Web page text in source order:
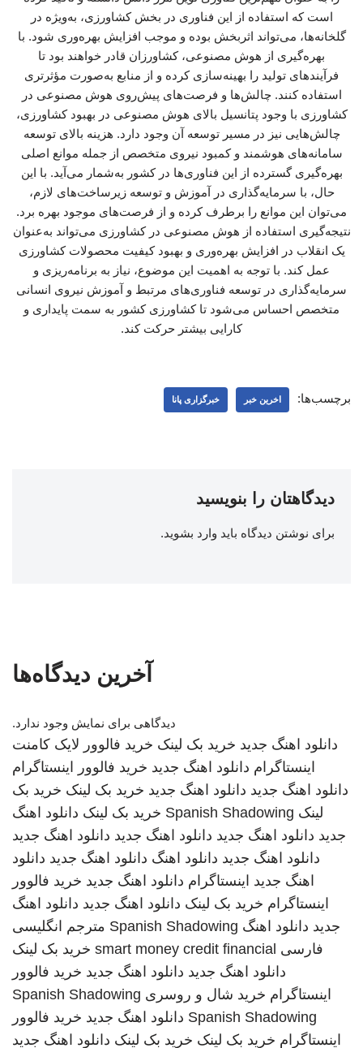
است که استفاده از این فناوری در بخش کشاورزی، به‌ویژه در
گلخانه‌ها، می‌تواند اثربخش بوده و موجب افزایش بهره‌وری شود. با
بهره‌گیری از هوش مصنوعی، کشاورزان قادر خواهند بود تا
فرآیندهای تولید را بهینه‌سازی کرده و از منابع به‌صورت مؤثرتری
استفاده کنند. چالش‌ها و فرصت‌های پیش‌روی هوش مصنوعی در
کشاورزی با وجود پتانسیل بالای هوش مصنوعی در بهبود کشاورزی،
چالش‌هایی نیز در مسیر توسعه آن وجود دارد. هزینه بالای توسعه
سامانه‌های هوشمند و کمبود نیروی متخصص از جمله موانع اصلی
بهره‌گیری گسترده از این فناوری‌ها در کشور به‌شمار می‌آید. با این
حال، با سرمایه‌گذاری در آموزش و توسعه زیرساخت‌های لازم،
می‌توان این موانع را برطرف کرده و از فرصت‌های موجود بهره برد.
نتیجه‌گیری استفاده از هوش مصنوعی در کشاورزی می‌تواند به‌عنوان
یک انقلاب در افزایش بهره‌وری و بهبود کیفیت محصولات کشاورزی
عمل کند. با توجه به اهمیت این موضوع، نیاز به برنامه‌ریزی و
سرمایه‌گذاری در توسعه فناوری‌های مرتبط و آموزش نیروی انسانی
متخصص احساس می‌شود تا کشاورزی کشور به سمت پایداری و
کارایی بیشتر حرکت کند.
برچسب‌ها: اخرین خبر خبرگزاری پانا
دیدگاهتان را بنویسید
برای نوشتن دیدگاه باید وارد بشوید.
آخرین دیدگاه‌ها
دیدگاهی برای نمایش وجود ندارد.
دانلود اهنگ جدید خرید بک لینک خرید فالوور لایک کامنت
اینستاگرام دانلود اهنگ جدید خرید فالوور اینستاگرام
دانلود اهنگ جدید دانلود اهنگ جدید خرید بک لینک خرید بک
لینک Spanish Shadowing خرید بک لینک دانلود اهنگ
جدید دانلود اهنگ جدید دانلود اهنگ جدید دانلود اهنگ جدید
دانلود اهنگ جدید دانلود اهنگ دانلود اهنگ جدید دانلود
اهنگ جدید اینستاگرام دانلود اهنگ جدید خرید فالوور
اینستاگرام خرید بک لینک دانلود اهنگ جدید دانلود اهنگ
جدید دانلود اهنگ Spanish Shadowing مترجم انگلیسی
فارسی smart money credit financial خرید بک لینک
دانلود اهنگ جدید دانلود اهنگ جدید خرید فالوور
اینستاگرام خرید شال و روسری Spanish Shadowing
Spanish Shadowing دانلود اهنگ جدید خرید فالوور
اینستاگرام خرید بک لینک خرید بک لینک دانلود اهنگ جدید